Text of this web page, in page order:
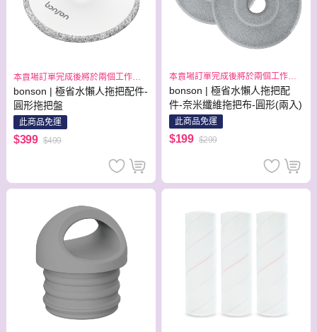
本賣場訂單完成後將於兩個工作日
bonson | 極省水懶人拖把配件-
圓形拖把盤
此商品免運
$399 $499
本賣場訂單完成後將於兩個工作日
bonson | 極省水懶人拖把配
件-奈米纖維拖把布-圓形(兩入)
此商品免運
$199 $299